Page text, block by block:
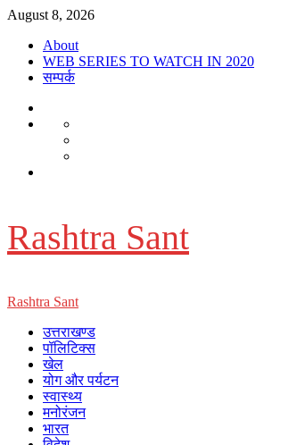
Skip
content
August 8, 2026
About
WEB SERIES TO WATCH IN 2020
सम्पर्क
WEB
SERIES
Rashtra Sant
Primary
Rashtra Sant
उत्तराखण्ड
पॉलिटिक्स
खेल
योग और पर्यटन
स्वास्थ्य
मनोरंजन
भारत